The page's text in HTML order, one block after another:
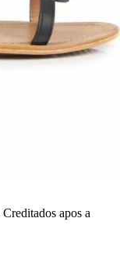
Creditados apos a